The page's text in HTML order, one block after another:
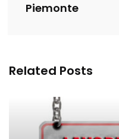
Piemonte
Related Posts